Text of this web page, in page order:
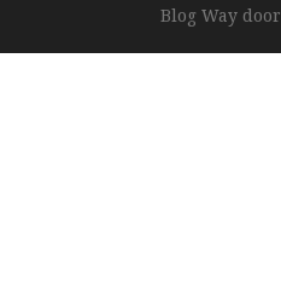
Blog Way door